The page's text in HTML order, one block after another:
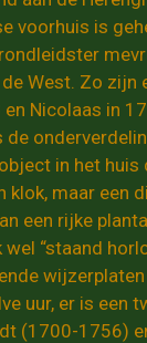
voorhuis is
West. Zo zijn
Nicolaas in
in het
klok, maar een
een rijke
“staand
uur, er is een
(1700-1756)